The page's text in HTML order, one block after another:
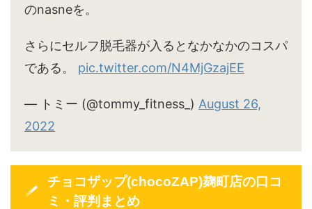
のnasneを。
さらにセルフ脱毛器が入るとなかなかのコスパ
である。 pic.twitter.com/N4MjGzajEE
— トミー (@tommy_fitness_) August 26,
2022
チョコザップ(chocoZAP)麹町店の口コ
ミ・評判まとめ